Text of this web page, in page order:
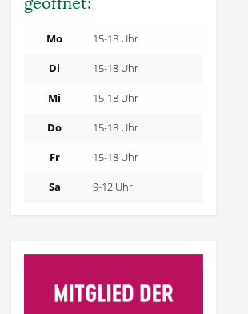
Mo 15-18 Uhr
Di 15-18 Uhr
Mi 15-18 Uhr
Do 15-18 Uhr
Fr 15-18 Uhr
Sa 9-12 Uhr